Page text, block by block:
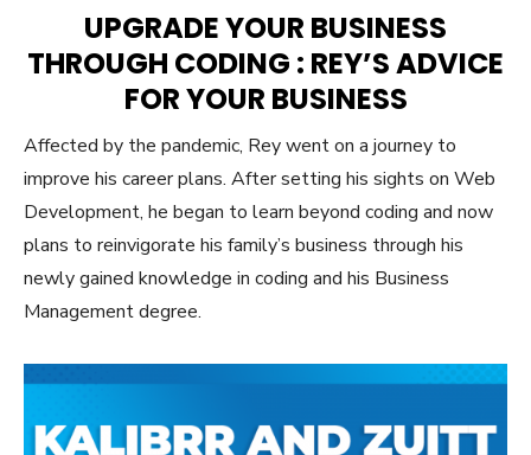
UPGRADE YOUR BUSINESS
THROUGH CODING : REY’S ADVICE
FOR YOUR BUSINESS
Affected by the pandemic, Rey went on a journey to
improve his career plans. After setting his sights on Web
Development, he began to learn beyond coding and now
plans to reinvigorate his family’s business through his
newly gained knowledge in coding and his Business
Management degree.